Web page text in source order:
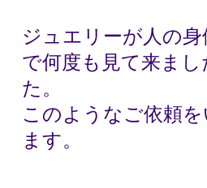
ジュエリーが人の
で何度も見て来ま
た。
このようなご依頼
ます。